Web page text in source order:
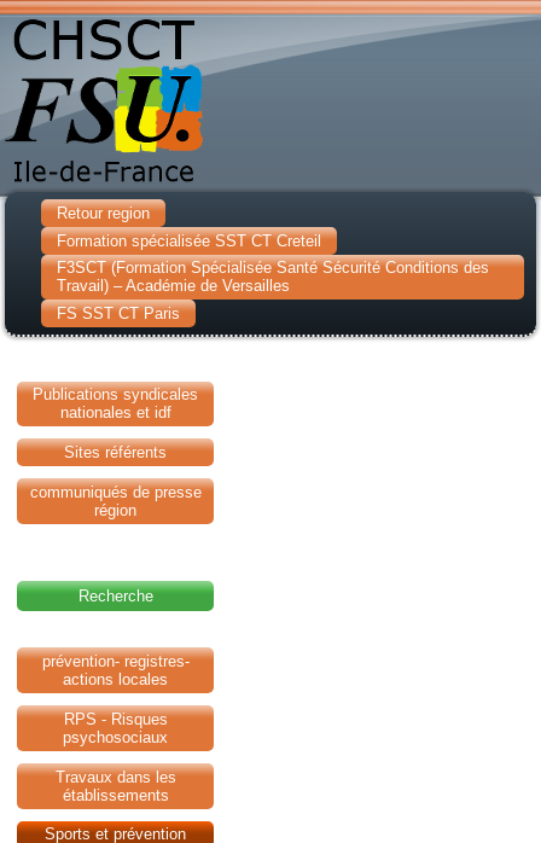
Retour region
Formation spécialisée SST CT Creteil
F3SCT (Formation Spécialisée Santé Sécurité Conditions des
Travail) – Académie de Versailles
FS SST CT Paris
Publications syndicales
nationales et idf
Sites référents
communiqués de presse
région
Recherche
prévention- registres-
actions locales
RPS - Risques
psychosociaux
Travaux dans les
établissements
Sports et prévention